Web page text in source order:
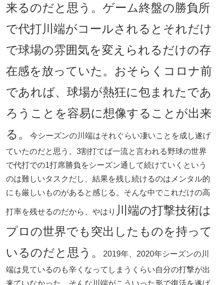
来るのだと思う。ゲーム終盤の勝負所
で代打川端がコールされるとそれだけ
で球場の雰囲気を変えられるだけの存
在感を放っていた。おそらくコロナ前
であれば、球場が熱狂に包まれたであ
ろうことを容易に想像することが出来
る。
今シーズンの川端はそれぐらい凄いことを成し遂げ
ていたのだと思う。3割打てば一流と言われる野球の世界
で代打での1打席勝負をシーズン通して続けていくという
のは難しいタスクだし、結果を残し続けるのはメンタル的
にも厳しいものがあると感じる。そんな中でこれだけの高
打率を残せるのだから、やはり 川端の打撃技術は
プロの世界でも突出したものを持って
いるのだと思う。
2019年、2020年シーズンの川
端は見ているのも辛くなってしまうくらい自分の打撃が出
来ていなかった。そんな川端がこういった形で復活を遂げ